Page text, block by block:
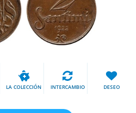
LA COLECCIÓN INTERCAMBIO DESEO